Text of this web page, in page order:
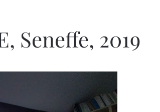
Seneffe, 2019